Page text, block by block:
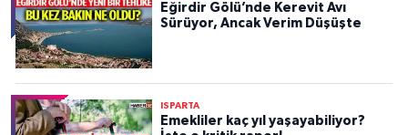
Eğirdir Gölü’nde Kerevit Avı
Sürüyor, Ancak Verim Düşüşte
ISPARTA
Emekliler kaç yıl yaşayabiliyor?